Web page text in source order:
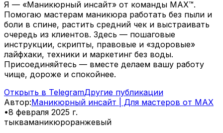
Я — «Маникюрный инсайт» от команды MAX™.
Помогаю мастерам маникюра работать без пыли и
боли в спине, растить средний чек и выстраивать
очередь из клиентов. Здесь — пошаговые
инструкции, скрипты, правовые и «здоровые»
лайфхаки, техники и маркетинг без воды.
Присоединяйтесь — вместе делаем вашу работу
чище, дороже и спокойнее.
Открыть в TelegramДругие публикации
Автор:Маникюрный инсайт | Для мастеров от MAX
•8 февраля 2025 г.
тыкваманикюроранжевый